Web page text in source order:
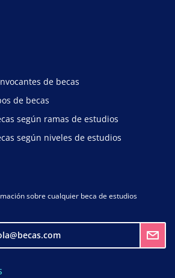
de becas
de becas
según ramas de estudios
según niveles de estudios
sobre cualquier beca de estudios